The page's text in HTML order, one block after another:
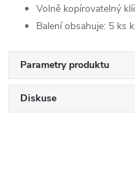
Volně kopírovatelný
Balení obsahuje: 5 ks
Parametry produktu
Diskuse